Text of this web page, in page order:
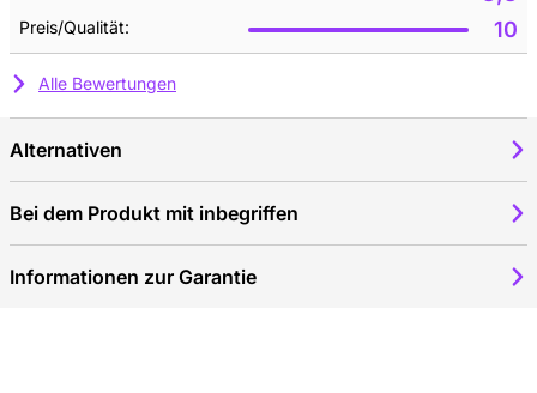
Preis/Qualität: 10
Alle Bewertungen
Alternativen
Bei dem Produkt mit inbegriffen
Informationen zur Garantie